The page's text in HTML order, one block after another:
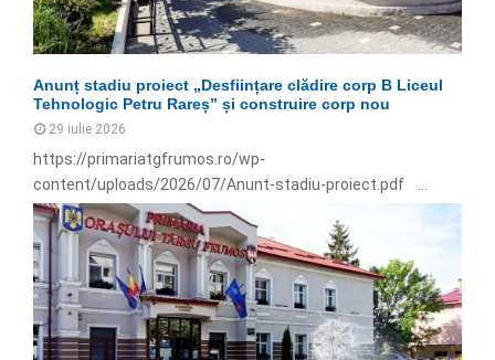
Anunț stadiu proiect „Desființare clădire corp B Liceul
Tehnologic Petru Rareș” și construire corp nou
29 iulie 2026
https://primariatgfrumos.ro/wp-
content/uploads/2026/07/Anunt-stadiu-proiect.pdf ...